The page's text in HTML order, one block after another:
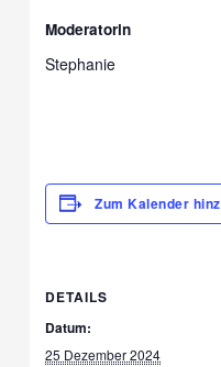
Moderatorin
Stephanie
Zum Kalender
DETAILS
Datum:
25 Dezember 2024